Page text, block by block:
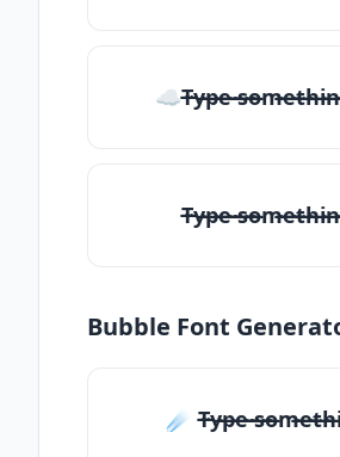
☁T̶̴y̶̴p̶̴e̶̴
T̶̴y̶̴p̶̴e̶̴
Bubble Font
☄️ T̶̴y̶̴p̶̴e̶̴